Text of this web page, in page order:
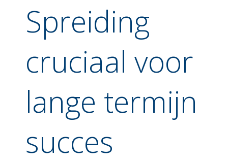
Spreiding
cruciaal voor
lange termijn
succes